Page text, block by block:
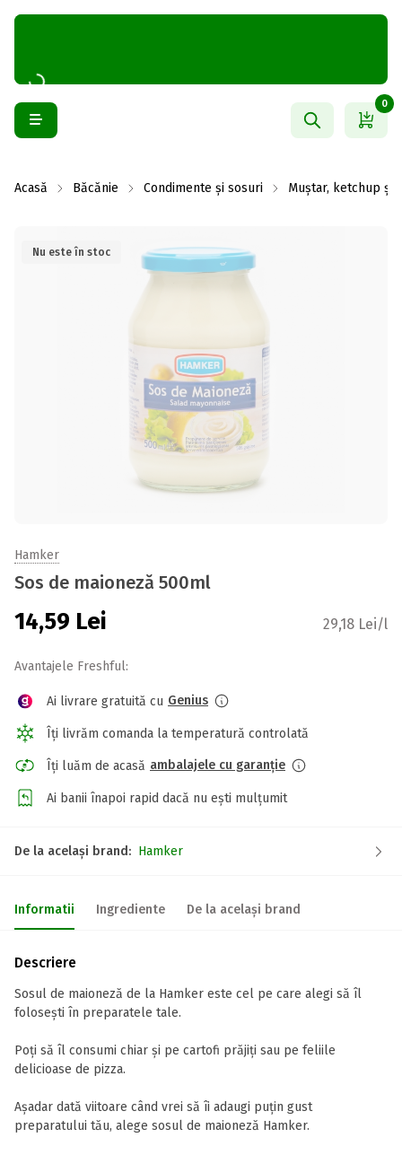
0
Acasă Băcănie Condimente și sosuri Muștar, ketchup și
Nu este în stoc
Hamker
Sos de maioneză 500ml
14,59 Lei 29,18 Lei/l
Avantajele Freshful:
Ai livrare gratuită cu Genius
Îți livrăm comanda la temperatură controlată
Îți luăm de acasă ambalajele cu garanție
Ai banii înapoi rapid dacă nu ești mulțumit
De la același brand: Hamker
Informatii Ingrediente De la același brand
Descriere
Sosul de maioneză de la Hamker este cel pe care alegi să îl
folosești în preparatele tale.
Poți să îl consumi chiar și pe cartofi prăjiți sau pe feliile
delicioase de pizza.
Așadar dată viitoare când vrei să îi adaugi puțin gust
preparatului tău, alege sosul de maioneză Hamker.